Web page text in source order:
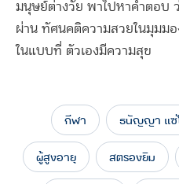
มนุษย์ต่างวัย พาไปหาคำตอบ
ผ่าน ทัศนคติความสวยในมุมม
ในแบบที่ ตัวเองมีความสุข
กีฬา ธนัญญา แซ่
ผู้สูงอายุ สตรองยิม